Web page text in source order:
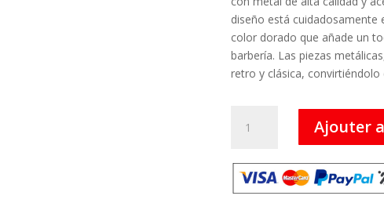
diseño está cuidadosamente
color dorado que añade un
barbería. Las piezas
retro y clásica, convirtiéndolo
Gold
Matte
Ajouter